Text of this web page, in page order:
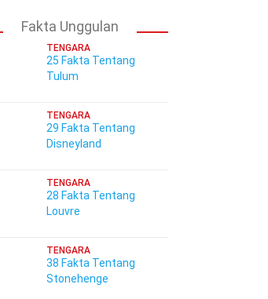
Fakta Unggulan
TENGARA
25 Fakta Tentang
Tulum
TENGARA
29 Fakta Tentang
Disneyland
TENGARA
28 Fakta Tentang
Louvre
TENGARA
38 Fakta Tentang
Stonehenge